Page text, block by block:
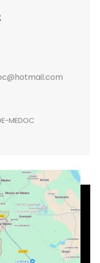
MEDOC